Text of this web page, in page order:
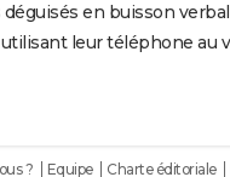
déguisés en buisson
leur téléphone au
? Equipe Charte éditoriale